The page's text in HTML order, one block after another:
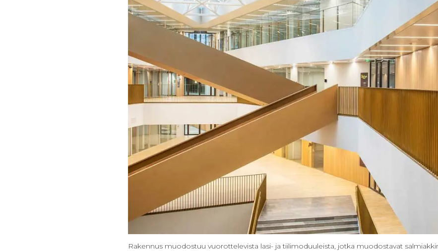
Rakennus muodostuu vuorottelevista lasi- ja tiilimoduuleista, jotka muodostavat